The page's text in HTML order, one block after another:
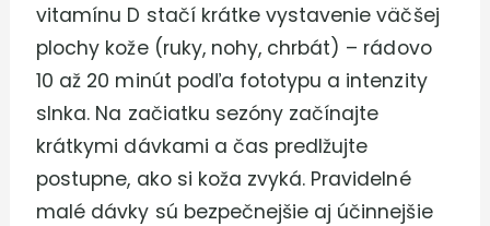
vitamínu D stačí krátke vystavenie väčšej
plochy kože (ruky, nohy, chrbát) – rádovo
10 až 20 minút podľa fototypu a intenzity
slnka. Na začiatku sezóny začínajte
krátkymi dávkami a čas predlžujte
postupne, ako si koža zvyká. Pravidelné
malé dávky sú bezpečnejšie aj účinnejšie